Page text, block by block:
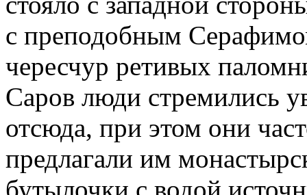
с преподобным
чересчур ретивых
Саров люди стремились
отсюда, при этом они
предлагали им